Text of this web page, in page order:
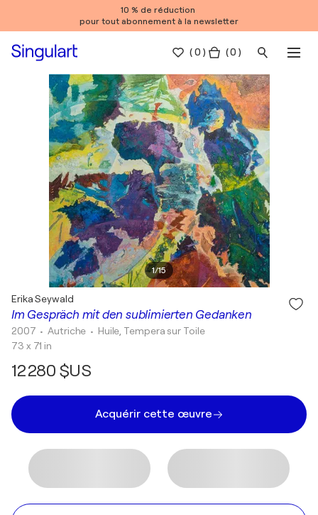
10 % de réduction
pour tout abonnement à la newsletter
(0 ) ( 0 )
1/15
Im Gespräch mit den sublimierten Gedanken
Erika Seywald
2007 • Autriche • Huile, Tempera sur Toile
73 x 71 in
12 280 $US
Acquérir cette œuvre